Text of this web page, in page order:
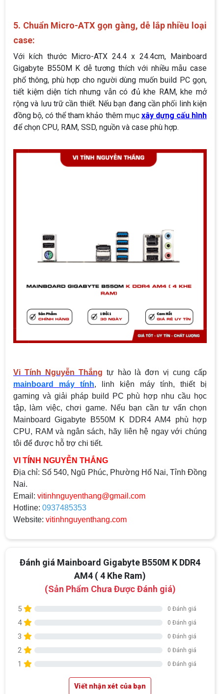
5. Chuẩn Micro-ATX gọn gàng, dễ lắp nhiều loại
case:
Với kích thước Micro-ATX 24.4 x 24.4cm, Mainboard
Gigabyte B550M K dễ tương thích với nhiều mẫu case
phổ thông, phù hợp cho người dùng muốn build PC gọn,
tiết kiệm diện tích nhưng vẫn có đủ khe RAM, khe mở
rộng và lưu trữ cần thiết. Nếu bạn đang cần phối linh kiện
đồng bộ, có thể tham khảo thêm mục xây dựng cấu hình
để chọn CPU, RAM, SSD, nguồn và case phù hợp.
Vi Tính Nguyễn Thắng tự hào là đơn vị cung cấp
mainboard máy tính, linh kiện máy tính, thiết bị
gaming và giải pháp build PC phù hợp nhu cầu học
tập, làm việc, chơi game. Nếu bạn cần tư vấn chọn
Mainboard Gigabyte B550M K DDR4 AM4 phù hợp
CPU, RAM và ngân sách, hãy liên hệ ngay với chúng
tôi để được hỗ trợ chi tiết.
VI TÍNH NGUYỄN THẮNG
Địa chỉ: Số 540, Ngũ Phúc, Phường Hố Nai, Tỉnh Đồng
Nai.
Email: vitinhnguyenthang@gmail.com
Hotline: 0937485353
Website: vitinhnguyenthang.com
Đánh giá Mainboard Gigabyte B550M K DDR4
AM4 ( 4 Khe Ram)
(Sản Phẩm Chưa Được Đánh giá)
5 0 Đánh giá
4 0 Đánh giá
3 0 Đánh giá
2 0 Đánh giá
1 0 Đánh giá
Viết nhận xét của bạn